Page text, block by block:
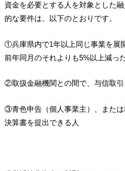
資金を必要とする人を対象とした
的な要件は、以下のとおりです。
①兵庫県内で1年以上同じ事業を展
前年同月のそれよりも5%以上減っ
②取扱金融機関との間で、与信取
③青色申告（個人事業主）、また
決算書を提出できる人